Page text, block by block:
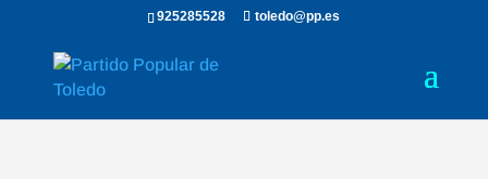
925285528 toledo@pp.es